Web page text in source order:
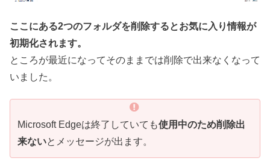
ここにある2つのフォルダを削除するとお気に入り情報が
初期化されます。
ところが最近になってそのままでは削除で出来なくなって
いました。
Microsoft Edgeは終了していても使用中のため削除出
来ないとメッセージが出ます。